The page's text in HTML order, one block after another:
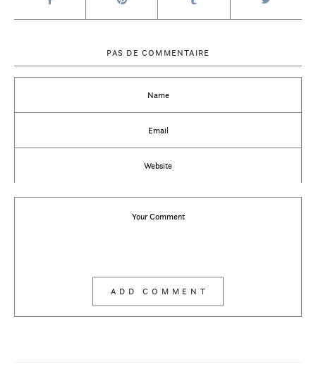
PAS DE COMMENTAIRE